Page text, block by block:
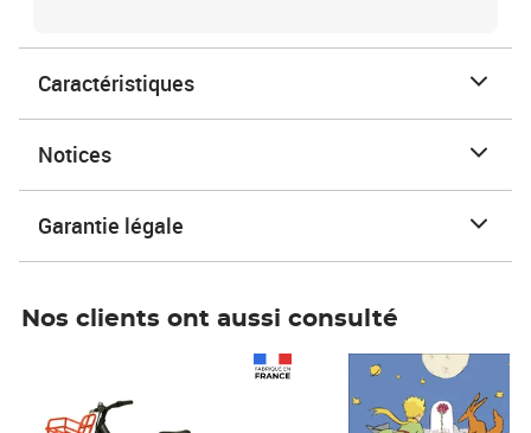
Caractéristiques
Notices
Garantie légale
Nos clients ont aussi consulté
Prix 7,50€